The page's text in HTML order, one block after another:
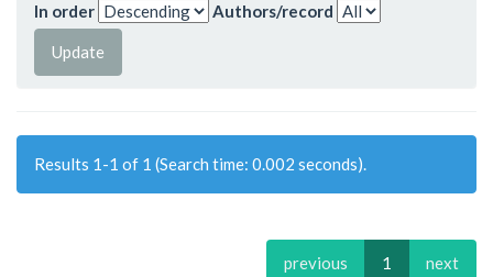
In order
Authors/record
Results 1-1 of 1 (Search time: 0.002 seconds).
previous 1 next